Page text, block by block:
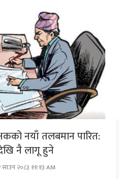
नयाँ तलबमान पारित:
नै लागू हुने
साउन २०८३ ११:१३ AM